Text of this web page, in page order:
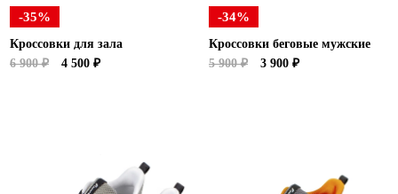
-35%
Кроссовки для зала
6 900 ₽
4 500 ₽
-34%
Кроссовки беговые мужские
5 900 ₽
3 900 ₽